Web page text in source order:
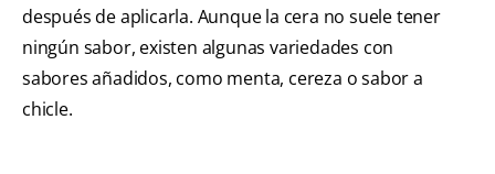
después de aplicarla. Aunque la cera no suele tener
ningún sabor, existen algunas variedades con
sabores añadidos, como menta, cereza o sabor a
chicle.